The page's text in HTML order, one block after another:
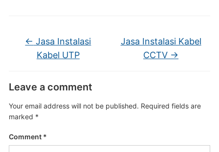
← Jasa Instalasi
Kabel UTP
Jasa Instalasi Kabel
CCTV →
Leave a comment
Your email address will not be published. Required fields are
marked *
Comment *